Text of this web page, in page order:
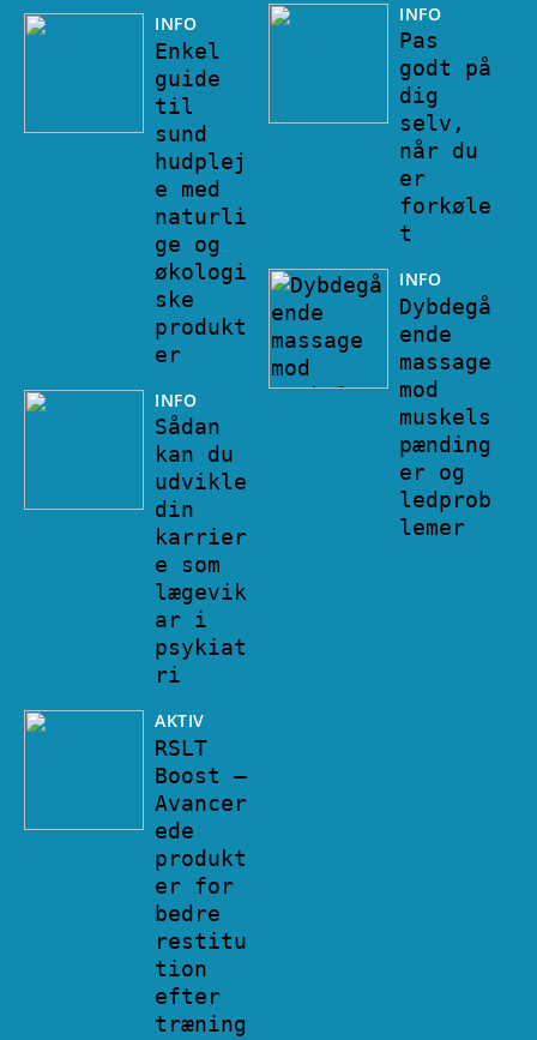
INFO
Enkel
guide
til
sund
hudplej
e med
naturli
ge og
økologi
ske
produkt
er
INFO
Sådan
kan du
udvikle
din
karrier
e som
lægevik
ar i
psykiat
ri
AKTIV
RSLT
Boost –
Avancer
ede
produkt
er for
bedre
restitu
tion
efter
træning
INFO
Pas
godt på
dig
selv,
når du
er
forkøle
t
INFO
Dybdegå
ende
massage
mod
muskels
pænding
er og
ledprob
lemer